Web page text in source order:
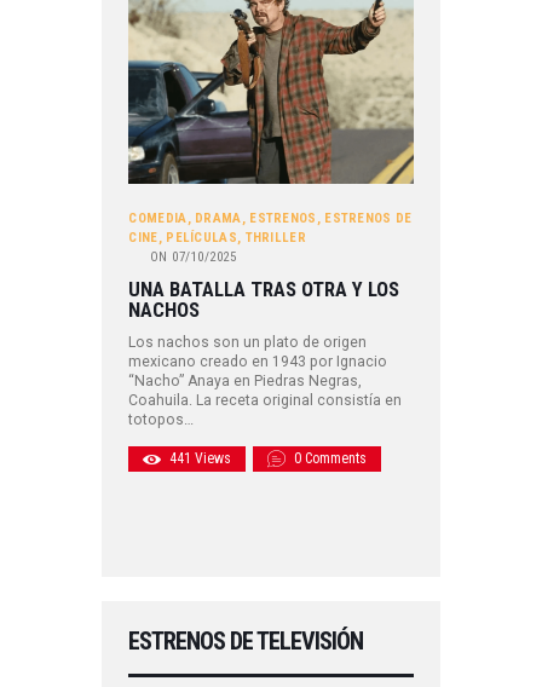
COMEDIA, DRAMA, ESTRENOS , ESTRENOS DE
CINE, PELÍCULAS, THRILLER
ON 07/10/2025
UNA BATALLA TRAS OTRA Y LOS
NACHOS
Los nachos son un plato de origen
mexicano creado en 1943 por Ignacio
“Nacho” Anaya en Piedras Negras,
Coahuila. La receta original consistía en
totopos…
441 Views 0 Comments
ESTRENOS DE TELEVISIÓN